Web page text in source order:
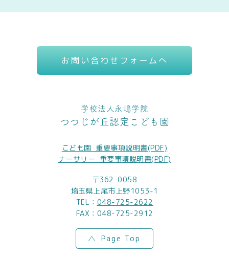
お問い合わせフォームへ
学校法人永嶋学院
つつじが丘認定こども園
こども園_重要事項説明書(PDF)
ナーサリー_重要事項説明書(PDF)
〒362-0058
埼玉県上尾市上野1053-1
TEL： 048-725-2622
FAX：048-725-2912
Page Top